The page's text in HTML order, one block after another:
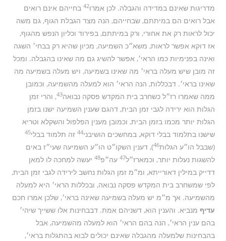
מדריגות שאינם במדידה והגבלה. לכן אמרו42 בחייהם אינם רואים
אבל רואים הם במיתתם, שבחייהם, הנה מצד הגבלת הגוף, גם משה
יכול לראות רק את אחורי, ורק במיתתם, בפירוד וכליון הנפש מהגוף,
אז דוקא אפשר לראות, משא״כ השמיעה, מכיון שהיא רק בבחי׳ השגה
ואינה בפנימיות כמו הראי׳, אפשר להשיג גם מה שאינו בהגבלה. ומכל
זה מובן שיש מעלה בראי׳ מה שאינו בשמיעה, ויש מעלה בשמיעה מה
שאינו בראי׳. דבכללות, הנה הראי׳ הוא למעלה מהשמיעה, וכמובן
ממה שאמרו רז״ל כשחרב בית המקדש פסקה נבואה43, והרי זמן
הגלות הוא ירידה לגבי זמן הבית, דהגם שענין השמיעה ישנו בזמן
הגלות יותר מכמו בזמן הבית, וכמובן מענין הפלפול והשקלא וטריא
שישנו בתלמוד בבלי דוקא, במחשכים הושיבני44 זה תלמוד בבלי45
(שבבל הו״ע הגלות46), דענין השקו״ט הו״ע השמיעה שעי״ז באים
להשגות נעלות יותר, וכמארז״ל47 עה״פ48 יעשה למחכה לו למאן
דדייק במילין דאורייתא, ומ״מ זמן הגלות נחשב לירידה לגבי זמן הבית,
לפי שמשחרב בית המקדש פסקה נבואה, ובכללות הראי׳ היא למעלה
מהשמיעה. אך מ״מ יש מעלה בשמיעה שאינה בראי׳, שלכן אמרו חכם
עדיף מנביא. והענין הוא, דשניהם אמת. דבבחינות אלו ששייך שיהי׳
בהם ענין הראי׳, הנה בהם הראי׳ הוא למעלה מהשמיעה, אבל
בהבחינות שלמעלה מהגבלה שאינם יכולים לבוא בהתגלות בראי׳,